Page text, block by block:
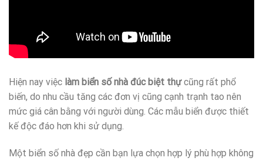
Hiện nay việc làm biển số nhà đúc biệt thựcũng rất phổ
biến, do nhu cầu tăng các đơn vị cũng cạnh trạnh tao nên
mức giá cân bằng với người dùng. Các mẫu biển được thiết
kế độc đáo hơn khi sử dụng.
Một biển số nhà đẹp cần bạn lựa chọn hợp lý phù hợp không